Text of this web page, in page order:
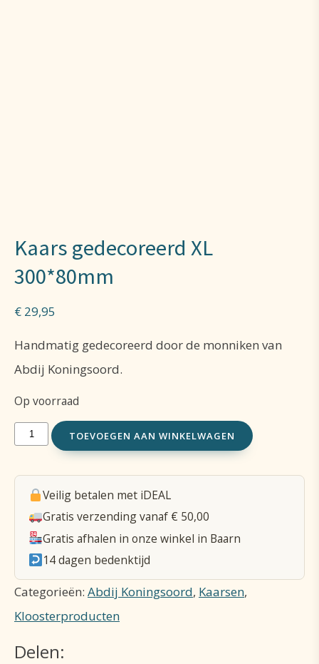
Kaars gedecoreerd XL
300*80mm
€ 29,95
Handmatig gedecoreerd door de monniken van
Abdij Koningsoord.
Op voorraad
Kaars
gedecoreerd
XL
300*80mm
aantal
TOEVOEGEN AAN WINKELWAGEN
Veilig betalen met iDEAL
Gratis verzending vanaf € 50,00
Gratis afhalen in onze winkel in Baarn
14 dagen bedenktijd
Categorieën: Abdij Koningsoord, Kaarsen,
Kloosterproducten
Delen: